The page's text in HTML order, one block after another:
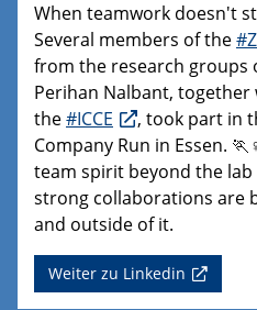
When teamwork doesn't
Several members of the
from the research groups
Perihan Nalbant,
the#ICCE
, took part in
Company Run in Essen.
team spirit beyond the
strong collaborations are
and outside of it.
Weiter zu Linkedin